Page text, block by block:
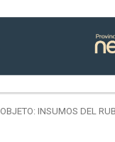
OBJETO: INSUMOS DEL